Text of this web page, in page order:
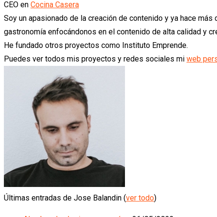
CEO en Cocina Casera
Soy un apasionado de la creación de contenido y ya hace más
gastronomía enfocándonos en el contenido de alta calidad y
He fundado otros proyectos como Instituto Emprende.
Puedes ver todos mis proyectos y redes sociales mi web
Últimas entradas de Jose Balandin (ver todo)